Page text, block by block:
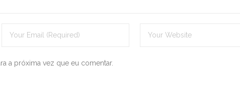
a próxima vez que eu comentar.